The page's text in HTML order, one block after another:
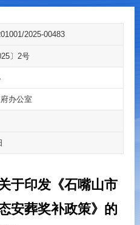
2025-00483
〕2号
办公室
于印发《石嘴山市
安葬奖补政策》的